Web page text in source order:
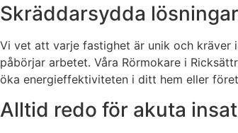
Skräddarsydda
Vi vet att varje fastighet är unik och kräver
påbörjar arbetet. Våra Rörmokare i
öka energieffektiviteten i ditt hem eller
Alltid redo för akuta